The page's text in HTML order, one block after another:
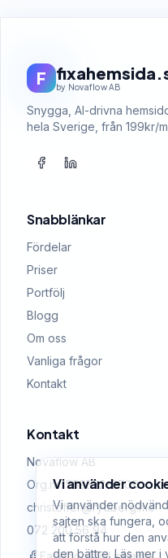
F by Novaflow AB
Snygga, AI-drivna
hela Sverige, från 199kr/
Snabblänkar
Fördelar
Priser
Portfölj
Blogg
Om oss
Vanliga frågor
Kontakt
Kontakt
Novaflow AB
Org.nr: 559522-0509
christoffer@rydberg.me
072 200 56 94
Vi använder
Vi använder
sajten ska fungera,
att förstå hur den
den bättre. Läs mer i